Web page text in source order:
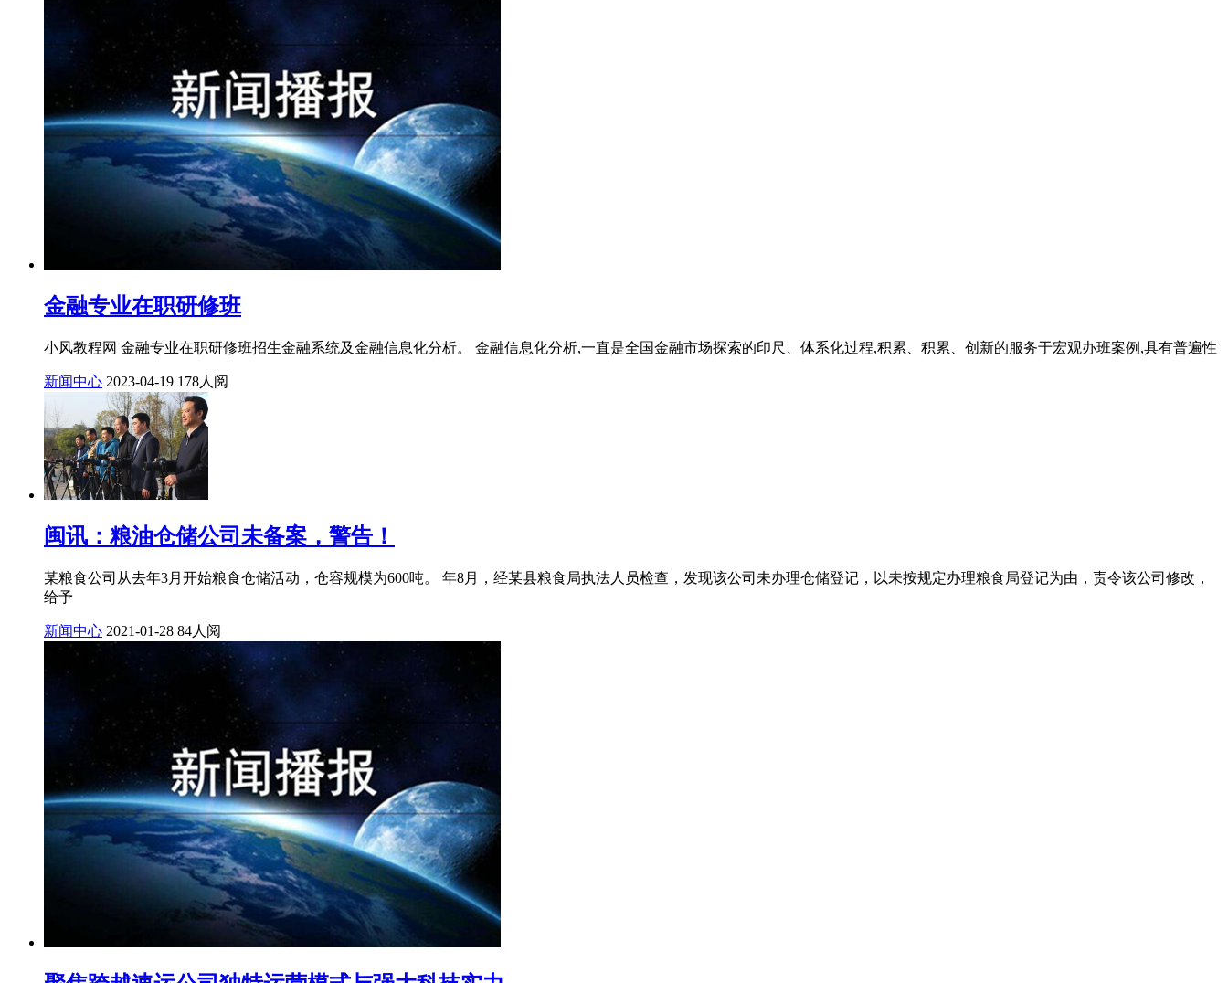
金融专业在职研修班
小风教程网 金融专业在职研修班招生金融系统及金融信息化分析。 金融信息化分析,一直是全国金融市场探索的印尺、体系化过程,积累、积累、创新的服务于宏观办班案例,具有普遍性
新闻中心 2023-04-19 178人阅
闽讯：粮油仓储公司未备案，警告！
某粮食公司从去年3月开始粮食仓储活动，仓容规模为600吨。 年8月，经某县粮食局执法人员检查，发现该公司未办理仓储登记，以未按规定办理粮食局登记为由，责令该公司修改，
给予
新闻中心 2021-01-28 84人阅